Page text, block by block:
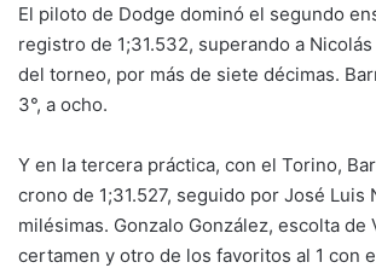
El piloto de Dodge dominó el segundo
registro de 1;31.532, superando a
del torneo, por más de siete décimas.
3°, a ocho.
Y en la tercera práctica, con el Torino,
crono de 1;31.527, seguido por José Luis
milésimas. Gonzalo González, escolta de
certamen y otro de los favoritos al 1 con